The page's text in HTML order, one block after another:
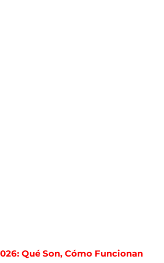
Qué Son, Cómo Funcionan